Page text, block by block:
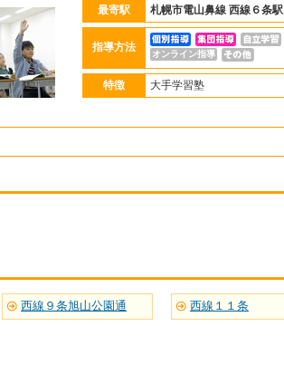
最寄駅 札幌市電山鼻線 西線６条駅
指導方法
オンライン指導
特徴 大手学習塾
西線９条旭山公園通 西線１１条